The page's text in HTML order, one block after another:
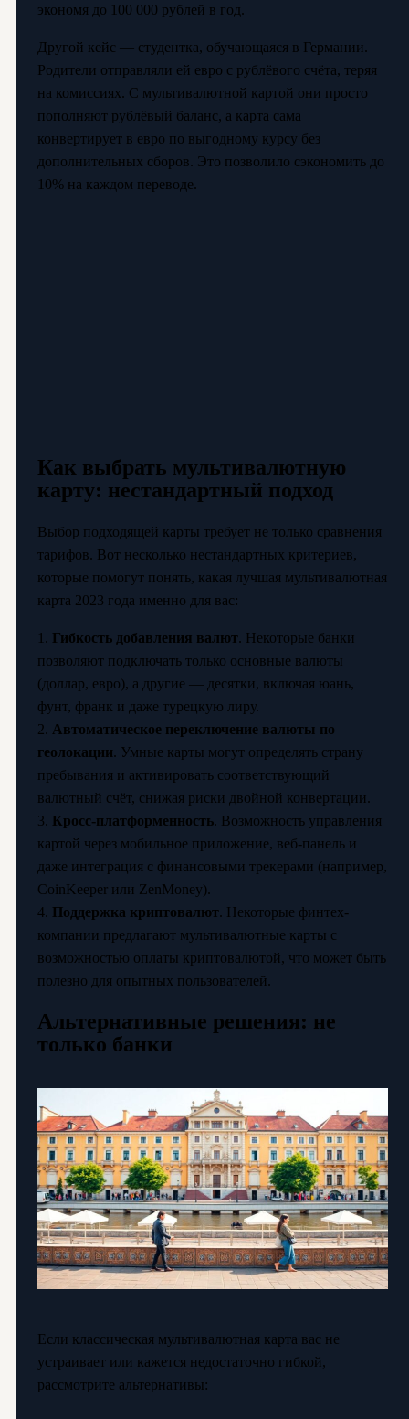
экономя до 100 000 рублей в год.
Другой кейс — студентка, обучающаяся в Германии.
Родители отправляли ей евро с рублёвого счёта, теряя
на комиссиях. С мультивалютной картой они просто
пополняют рублёвый баланс, а карта сама
конвертирует в евро по выгодному курсу без
дополнительных сборов. Это позволило сэкономить до
10% на каждом переводе.
Как выбрать мультивалютную
карту: нестандартный подход
Выбор подходящей карты требует не только сравнения
тарифов. Вот несколько нестандартных критериев,
которые помогут понять, какая лучшая мультивалютная
карта 2023 года именно для вас:
1. Гибкость добавления валют. Некоторые банки
позволяют подключать только основные валюты
(доллар, евро), а другие — десятки, включая юань,
фунт, франк и даже турецкую лиру.
2. Автоматическое переключение валюты по
геолокации. Умные карты могут определять страну
пребывания и активировать соответствующий
валютный счёт, снижая риски двойной конвертации.
3. Кросс-платформенность. Возможность управления
картой через мобильное приложение, веб-панель и
даже интеграция с финансовыми трекерами (например,
CoinKeeper или ZenMoney).
4. Поддержка криптовалют. Некоторые финтех-
компании предлагают мультивалютные карты с
возможностью оплаты криптовалютой, что может быть
полезно для опытных пользователей.
Альтернативные решения: не
только банки
Если классическая мультивалютная карта вас не
устраивает или кажется недостаточно гибкой,
рассмотрите альтернативы: